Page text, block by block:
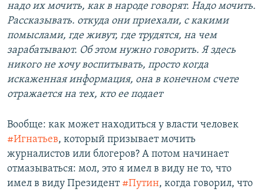
надо их мочить, как в народе говорят. Надо мочить.
Рассказывать. откуда они приехали, с какими
помыслами, где живут, где трудятся, на чем
зарабатывают. Об этом нужно говорить. Я здесь
никого не хочу воспитывать, просто когда
искаженная информация, она в конечном счете
отражается на тех, кто ее подает
Вообще: как может находиться у власти человек
#Игнатьев, который призывает мочить
журналистов или блогеров? А потом начинает
отмазываться: мол, это я имел в виду не то, что
имел в виду Президент #Путин, когда говорил, что